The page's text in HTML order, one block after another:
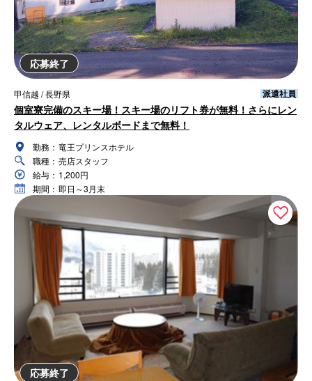
応募終了
甲信越 / 長野県 派遣社員
個室寮完備のスキー場！スキー場のリフト券が無料！さらにレン
タルウェア、レンタルボードまで無料！
勤務： 竜王プリンスホテル
職種： 売店スタッフ
給与： 1,200円
期間： 即日～3月末
応募終了